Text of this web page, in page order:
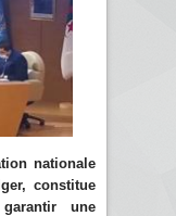
nationale
constitue
une